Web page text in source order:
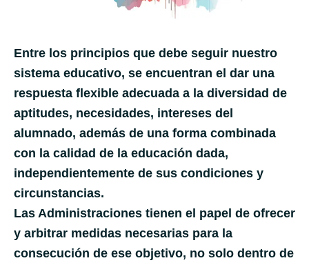
Entre los principios que debe seguir nuestro
sistema educativo, se encuentran el dar una
respuesta flexible adecuada a la diversidad de
aptitudes, necesidades, intereses del
alumnado, además de una forma combinada
con la calidad de la educación dada,
independientemente de sus condiciones y
circunstancias.
Las Administraciones tienen el papel de ofrecer
y arbitrar medidas necesarias para la
consecución de ese objetivo, no solo dentro de